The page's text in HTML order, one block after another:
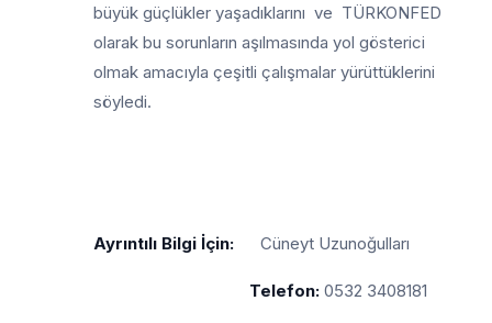
büyük güçlükler yaşadıklarını ve TÜRKONFED
olarak bu sorunların aşılmasında yol gösterici
olmak amacıyla çeşitli çalışmalar yürüttüklerini
söyledi.
Ayrıntılı Bilgi İçin:Cüneyt Uzunoğulları
Telefon: 0532 3408181